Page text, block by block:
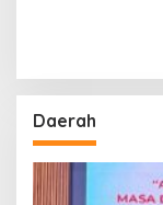
Daerah